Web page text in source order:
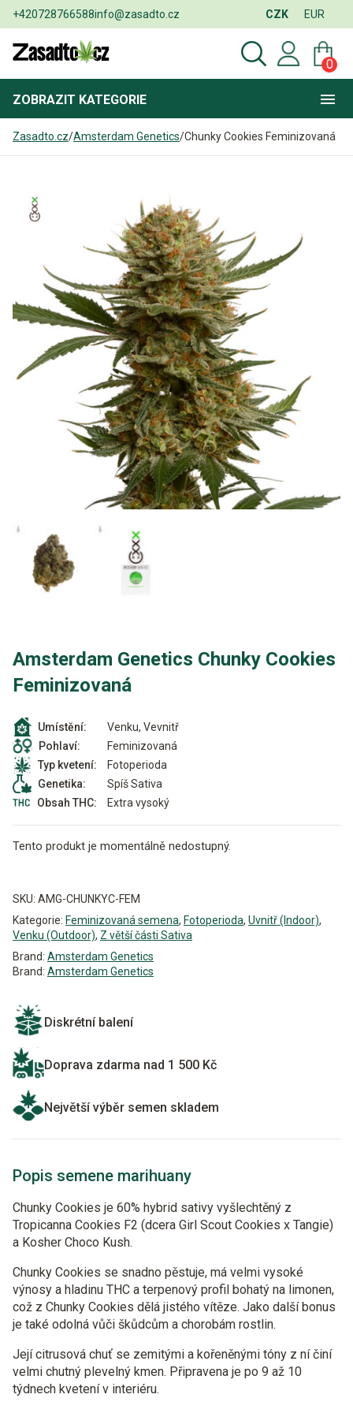
+420728766588info@zasadto.cz CZK EUR
0
ZOBRAZIT KATEGORIE
Zasadto.cz/Amsterdam Genetics/Chunky Cookies Feminizovaná
Amsterdam Genetics Chunky Cookies
Feminizovaná
Umístění:
Venku, Vevnitř
Pohlaví:
Feminizovaná
Typ kvetení:
Fotoperioda
Genetika:
Spíš Sativa
Obsah THC:
Extra vysoký
Tento produkt je momentálně nedostupný.
SKU: AMG-CHUNKYC-FEM
Kategorie: Feminizovaná semena, Fotoperioda, Uvnitř (Indoor),
Venku (Outdoor), Z větší části Sativa
Brand: Amsterdam Genetics
Brand: Amsterdam Genetics
Diskrétní balení
Doprava zdarma nad 1 500 Kč
Největší výběr semen skladem
Popis semene marihuany
Chunky Cookies je 60% hybrid sativy vyšlechtěný z
Tropicanna Cookies F2 (dcera Girl Scout Cookies x Tangie)
a Kosher Choco Kush.
Chunky Cookies se snadno pěstuje, má velmi vysoké
výnosy a hladinu THC a terpenový profil bohatý na limonen,
což z Chunky Cookies dělá jistého vítěze. Jako další bonus
je také odolná vůči škůdcům a chorobám rostlin.
Její citrusová chuť se zemitými a kořeněnými tóny z ní činí
velmi chutný plevelný kmen. Připravena je po 9 až 10
týdnech kvetení v interiéru.